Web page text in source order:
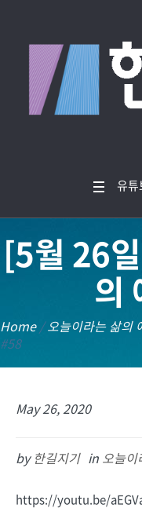
유튜
[5월 26
의
Home /오늘이라는 삶의
#58
May 26, 2020
by 한길지기 in 오늘이
https://youtu.be/